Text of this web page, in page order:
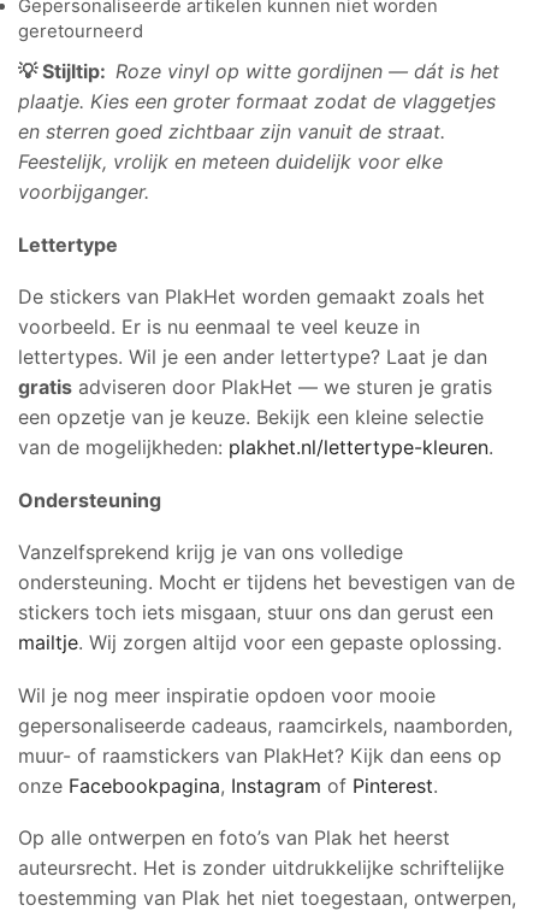
Gepersonaliseerde artikelen kunnen niet worden
geretourneerd
💡 Stijltip: Roze vinyl op witte gordijnen — dát is het
plaatje. Kies een groter formaat zodat de vlaggetjes
en sterren goed zichtbaar zijn vanuit de straat.
Feestelijk, vrolijk en meteen duidelijk voor elke
voorbijganger.
Lettertype
De stickers van PlakHet worden gemaakt zoals het
voorbeeld. Er is nu eenmaal te veel keuze in
lettertypes. Wil je een ander lettertype? Laat je dan
gratis adviseren door PlakHet — we sturen je gratis
een opzetje van je keuze. Bekijk een kleine selectie
van de mogelijkheden: plakhet.nl/lettertype-kleuren.
Ondersteuning
Vanzelfsprekend krijg je van ons volledige
ondersteuning. Mocht er tijdens het bevestigen van de
stickers toch iets misgaan, stuur ons dan gerust een
mailtje. Wij zorgen altijd voor een gepaste oplossing.
Wil je nog meer inspiratie opdoen voor mooie
gepersonaliseerde cadeaus, raamcirkels, naamborden,
muur- of raamstickers van PlakHet? Kijk dan eens op
onze Facebookpagina, Instagram of Pinterest.
Op alle ontwerpen en foto’s van Plak het heerst
auteursrecht. Het is zonder uitdrukkelijke schriftelijke
toestemming van Plak het niet toegestaan, ontwerpen,